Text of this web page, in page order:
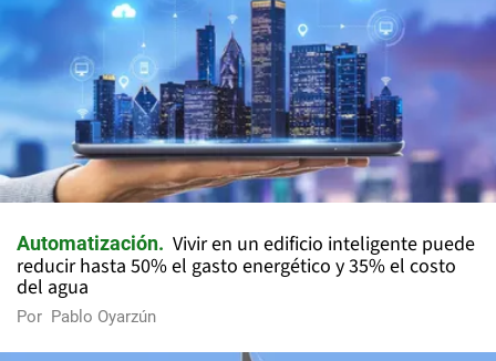
Automatización
Vivir en un edificio inteligente puede
reducir hasta 50% el gasto energético y 35% el costo
del agua
Por Pablo Oyarzún